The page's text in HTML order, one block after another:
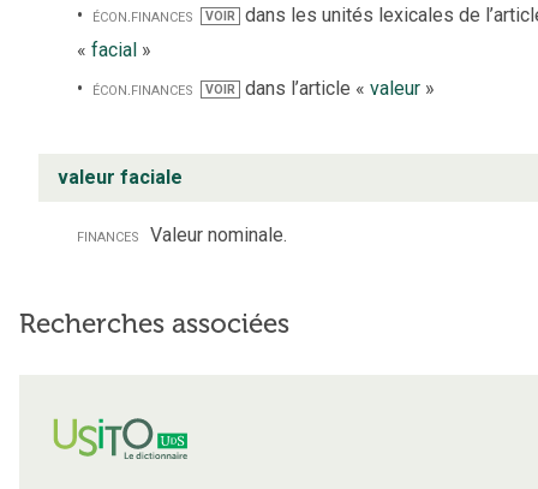
écon.finances VOIR dans les unités lexicales de
« facial »
écon. finances VOIR dans l’article « valeur»
valeur faciale
finances Valeur nominale.
Recherches associées